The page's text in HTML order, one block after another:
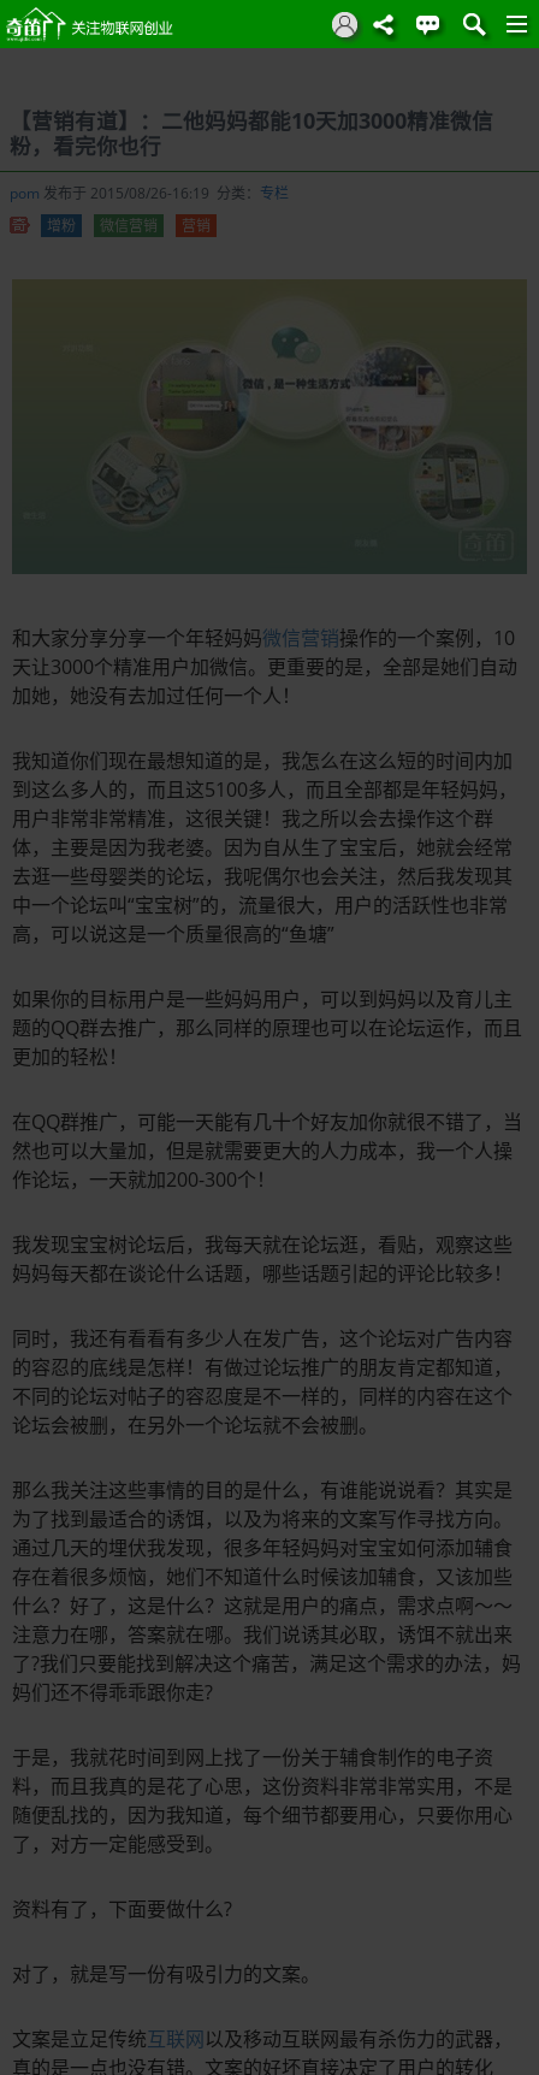
【营销有道】：二他妈妈都能10天加3000精准微信
粉，看完你也行
pom 发布于 2015/08/26-16:19 分类： 专栏
增粉
微信营销 营销
和大家分享分享一个年轻妈妈微信营销操作的一个案例，10
天让3000个精准用户加微信。更重要的是，全部是她们自动
加她，她没有去加过任何一个人！
我知道你们现在最想知道的是，我怎么在这么短的时间内加
到这么多人的，而且这5100多人，而且全部都是年轻妈妈，
用户非常非常精准，这很关键！我之所以会去操作这个群
体，主要是因为我老婆。因为自从生了宝宝后，她就会经常
去逛一些母婴类的论坛，我呢偶尔也会关注，然后我发现其
中一个论坛叫“宝宝树”的，流量很大，用户的活跃性也非常
高，可以说这是一个质量很高的“鱼塘”
如果你的目标用户是一些妈妈用户，可以到妈妈以及育儿主
题的QQ群去推广，那么同样的原理也可以在论坛运作，而且
更加的轻松！
在QQ群推广，可能一天能有几十个好友加你就很不错了，当
然也可以大量加，但是就需要更大的人力成本，我一个人操
作论坛，一天就加200-300个！
我发现宝宝树论坛后，我每天就在论坛逛，看贴，观察这些
妈妈每天都在谈论什么话题，哪些话题引起的评论比较多！
同时，我还有看看有多少人在发广告，这个论坛对广告内容
的容忍的底线是怎样！有做过论坛推广的朋友肯定都知道，
不同的论坛对帖子的容忍度是不一样的，同样的内容在这个
论坛会被删，在另外一个论坛就不会被删。
那么我关注这些事情的目的是什么，有谁能说说看？其实是
为了找到最适合的诱饵，以及为将来的文案写作寻找方向。
通过几天的埋伏我发现，很多年轻妈妈对宝宝如何添加辅食
存在着很多烦恼，她们不知道什么时候该加辅食，又该加些
什么？好了，这是什么？这就是用户的痛点，需求点啊～～
注意力在哪，答案就在哪。我们说诱其必取，诱饵不就出来
了?我们只要能找到解决这个痛苦，满足这个需求的办法，妈
妈们还不得乖乖跟你走?
于是，我就花时间到网上找了一份关于辅食制作的电子资
料，而且我真的是花了心思，这份资料非常非常实用，不是
随便乱找的，因为我知道，每个细节都要用心，只要你用心
了，对方一定能感受到。
资料有了，下面要做什么?
对了，就是写一份有吸引力的文案。
文案是立足传统互联网以及移动互联网最有杀伤力的武器，
真的是一点也没有错。文案的好坏直接决定了用户的转化